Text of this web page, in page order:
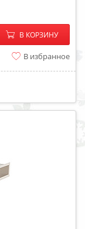
− +
В КОРЗИНУ
В избранное